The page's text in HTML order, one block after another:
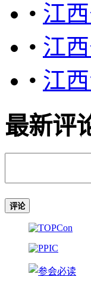
• 江
• 江
• 江
最新评
评论